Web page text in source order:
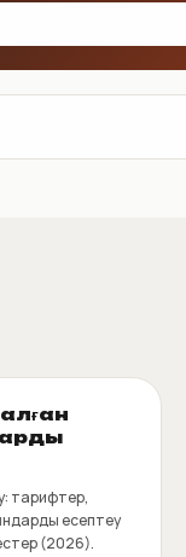
тарифтер,
есептеу
(2026).